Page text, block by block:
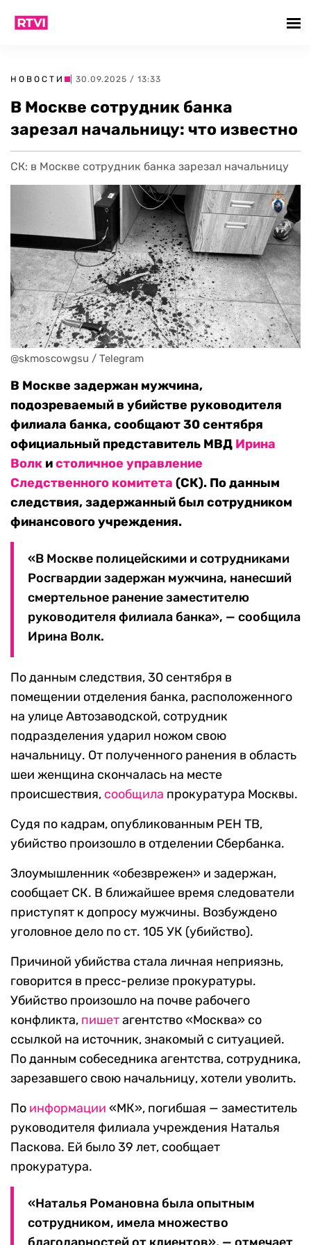
НОВОСТИ | 30.09.2025 / 13:33
В Москве сотрудник банка
зарезал начальницу: что известно
СК: в Москве сотрудник банка зарезал начальницу
@skmoscowgsu / Telegram
В Москве задержан мужчина,
подозреваемый в убийстве руководителя
филиала банка, сообщают 30 сентября
официальный представитель МВД Ирина
Волк истоличное управление
Следственного комитета (СК). По данным
следствия, задержанный был сотрудником
финансового учреждения.
«В Москве полицейскими и сотрудниками
Росгвардии задержан мужчина, нанесший
смертельное ранение заместителю
руководителя филиала банка», — сообщила
Ирина Волк.
По данным следствия, 30 сентября в
помещении отделения банка, расположенного
на улице Автозаводской, сотрудник
подразделения ударил ножом свою
начальницу. От полученного ранения в область
шеи женщина скончалась на месте
происшествия, сообщила прокуратура Москвы.
Судя по кадрам, опубликованным РЕН ТВ,
убийство произошло в отделении Сбербанка.
Злоумышленник «обезврежен» и задержан,
сообщает СК. В ближайшее время следователи
приступят к допросу мужчины. Возбуждено
уголовное дело по ст. 105 УК (убийство).
Причиной убийства стала личная неприязнь,
говорится в пресс-релизе прокуратуры.
Убийство произошло на почве рабочего
конфликта, пишетагентство «Москва» со
ссылкой на источник, знакомый с ситуацией.
По данным собеседника агентства, сотрудника,
зарезавшего свою начальницу, хотели уволить.
По информации «МК», погибшая — заместитель
руководителя филиала учреждения Наталья
Паскова. Ей было 39 лет, сообщает
прокуратура.
«Наталья Романовна была опытным
сотрудником, имела множество